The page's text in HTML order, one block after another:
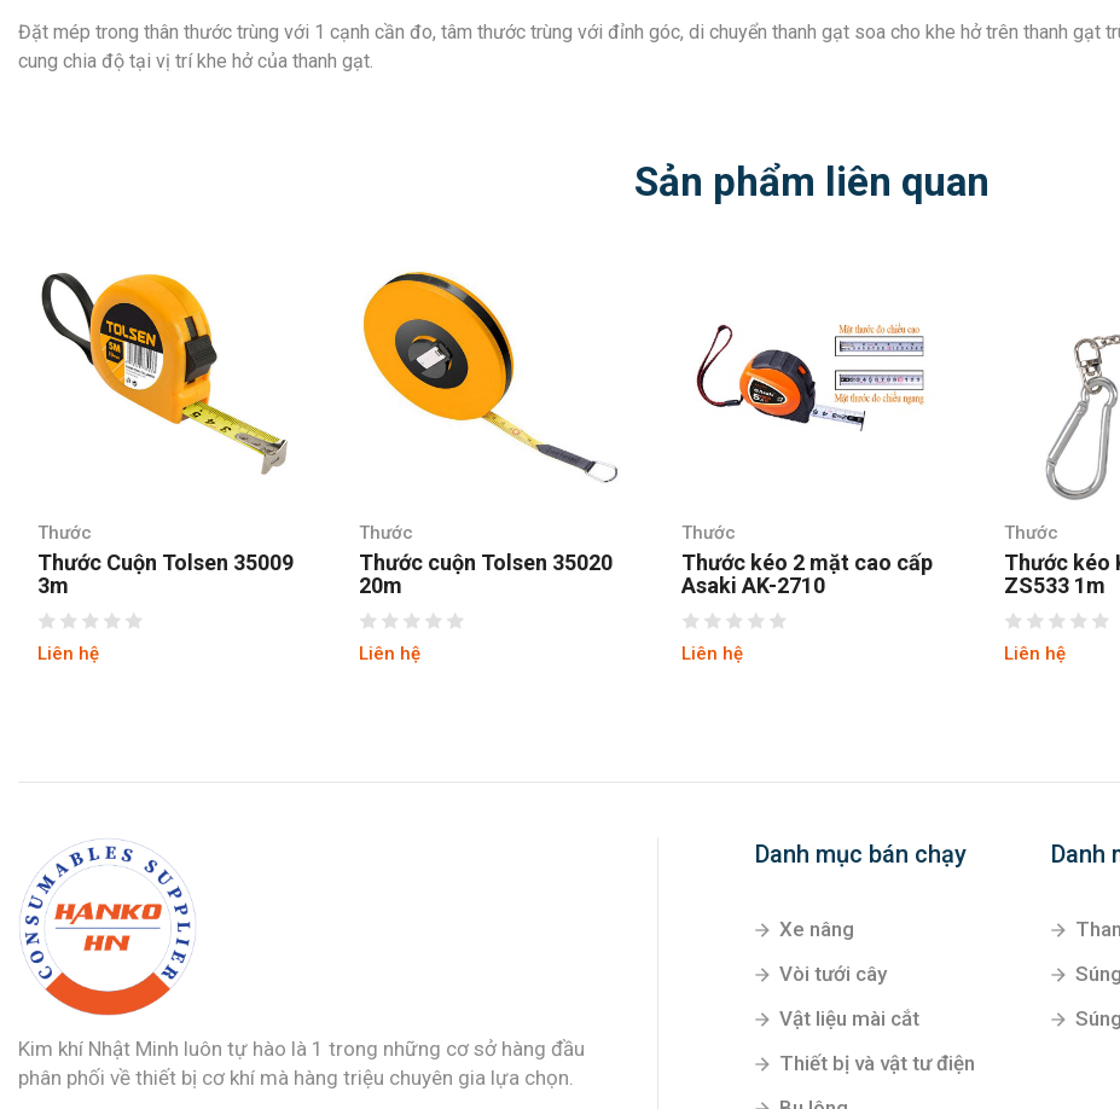
Đặt mép trong thân thước trùng với 1 cạnh cần đo, tâm thước trùng với đỉnh góc, di chuyển thanh gạt soa cho khe hở trên thanh
cung chia độ tại vị trí khe hở của thanh gạt.
Sản phẩm liên quan
Thước
Thước Cuộn Tolsen 35009
3m
Liên hệ
Thước
Thước cuộn Tolsen 35020
20m
Liên hệ
Thước
Thước kéo 2 mặt cao cấp
Asaki AK-2710
Liên hệ
Thước
Thước kéo
ZS533 1m
Liên hệ
Kim khí Nhật Minh luôn tự hào là 1 trong những cơ sở hàng đầu
phân phối về thiết bị cơ khí mà hàng triệu chuyên gia lựa chọn.
Danh mục bán chạy
Xe nâng
Vòi tưới cây
Vật liệu mài cắt
Thiết bị và vật tư điện
Danh